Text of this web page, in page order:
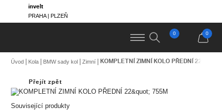
invelt
PRAHA | PLZEŇ
0 0
Úvod Kola BMW sady kol Zimní KOMPLETNÍ ZIMNÍ KOLO PŘEDNÍ 22" 755M
Přejít zpět
Související produkty